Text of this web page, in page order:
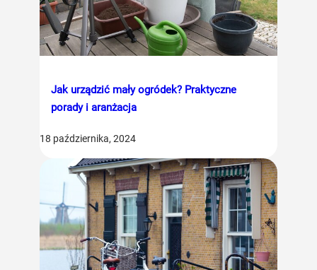
Jak urządzić mały ogródek? Praktyczne
porady i aranżacja
18 października, 2024